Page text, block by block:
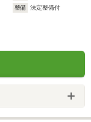
整備
法定整備付